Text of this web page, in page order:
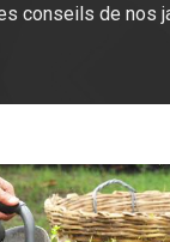
conseils de nos